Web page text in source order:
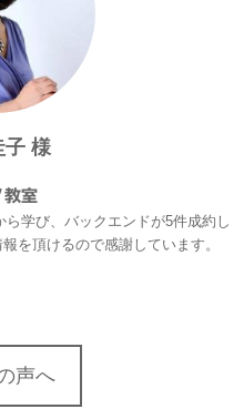
子 様
教室
学び、バックエンドが5件成約し
を頂けるので感謝しています。
声へ